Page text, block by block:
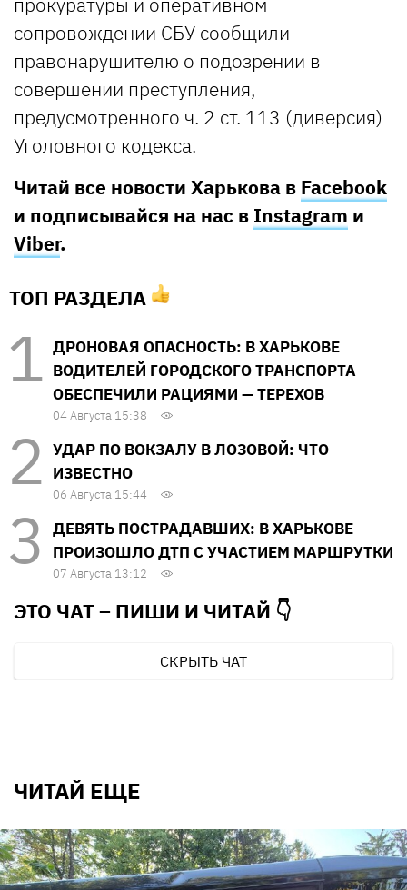
сопровождении СБУ сообщили
правонарушителю о подозрении в
совершении преступления,
предусмотренного ч. 2 ст. 113 (диверсия)
Уголовного кодекса.
Читай все новости Харькова в Facebook
и подписывайся на нас в Instagram и
Viber.
ТОП РАЗДЕЛА
ДРОНОВАЯ ОПАСНОСТЬ: В ХАРЬКОВЕ
ВОДИТЕЛЕЙ ГОРОДСКОГО ТРАНСПОРТА
ОБЕСПЕЧИЛИ РАЦИЯМИ — ТЕРЕХОВ
04 Августа 15:38
УДАР ПО ВОКЗАЛУ В ЛОЗОВОЙ: ЧТО
ИЗВЕСТНО
06 Августа 15:44
ДЕВЯТЬ ПОСТРАДАВШИХ: В ХАРЬКОВЕ
ПРОИЗОШЛО ДТП С УЧАСТИЕМ МАРШРУТКИ
07 Августа 13:12
ЭТО ЧАТ – ПИШИ И ЧИТАЙ 👇
СКРЫТЬ ЧАТ
ЧИТАЙ ЕЩЕ